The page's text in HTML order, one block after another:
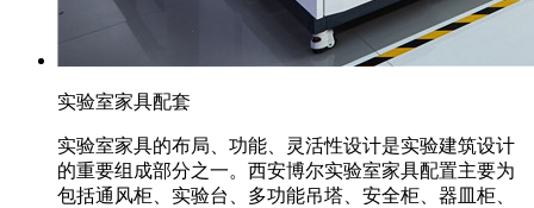
实验室家具配套
实验室家具的布局、功能、灵活性设计是实验建筑设计
的重要组成部分之一。西安博尔实验室家具配置主要为
包括通风柜、实验台、多功能吊塔、安全柜、器皿柜、